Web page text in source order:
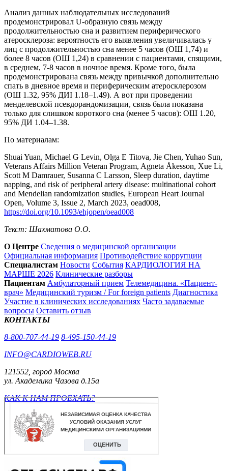
Анализ данных наблюдательных исследований
продемонстрировал U-образную связь между
продолжительностью сна и развитием периферического
атеросклероза: вероятность его выявления увеличивалась у
лиц с продолжительностью сна менее 5 часов (ОШ 1,74) и
более 8 часов (ОШ 1,24) в сравнении с пациентами, спящими,
в среднем, 7-8 часов в ночное время. Кроме того, была
продемонстрирована связь между привычкой дополнительно
спать в дневное время и периферическим атеросклерозом
(ОШ 1.32, 95% ДИI 1.18–1.49). А вот при проведении
менделевской псевдорандомизации, связь была показана
только для слишком короткого сна (менее 5 часов): ОШ 1.20,
95% ДИ 1.04–1.38.
По материалам:
Shuai Yuan, Michael G Levin, Olga E Titova, Jie Chen, Yuhao Sun,
Veterans Affairs Million Veteran Program, Agneta Åkesson, Xue Li,
Scott M Damrauer, Susanna C Larsson, Sleep duration, daytime
napping, and risk of peripheral artery disease: multinational cohort
and Mendelian randomization studies, European Heart Journal
Open, Volume 3, Issue 2, March 2023, oead008,
https://doi.org/10.1093/ehjopen/oead008
Текст: Шахматова О.О.
О Центре Сведения о медицинской организации
Официальная информация Противодействие коррупции
Специалистам Новости События КАРДИОЛОГИЯ НА
МАРШЕ 2026 Клинические разборы
Пациентам Амбулаторный прием Телемедицина. «Пациент-
врач» Медицинский туризм / For foreign patients Диагностика
Участие в клинических исследованиях Часто задаваемые
вопросы Оставить отзыв
КОНТАКТЫ
8-800-707-44-19 8-495-150-44-19
INFO@CARDIOWEB.RU
121552, город Москва
ул. Академика Чазова д.15а
КАК К НАМ ПРОЕХАТЬ?